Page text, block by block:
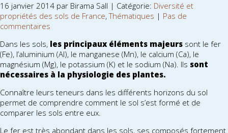
16 janvier 2014 par Birama Sall | Catégorie: Diversité et
propriétés des sols de France,Thématiques | Pas de
commentaires
Dans les sols, les principaux éléments majeurs sont le fer
(Fe), l’aluminium (Al), le manganese (Mn), le calcium (Ca), le
magnésium (Mg), le potassium (K) et le sodium (Na). Ils sont
nécessaires à la physiologie des plantes.
Connaître leurs teneurs dans les différents horizons du sol
permet de comprendre comment le sol s’est formé et de
comparer les sols entre eux.
Le fer est très abondant dans les sols, ses composés fortement